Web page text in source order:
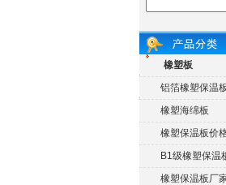
橡塑板
铝箔橡塑保温
橡塑海绵板
橡塑保温板价
B1级橡塑保温
橡塑保温板厂